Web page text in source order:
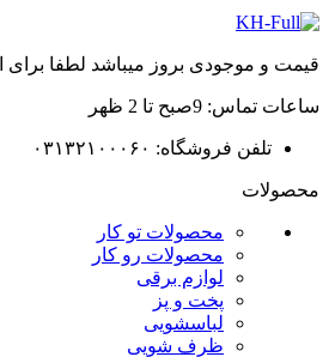
قیمت و موجودی بروز میباشد لطفا برای
ساعات تماس: 9صبح تا 2 ظهر
تلفن فروشگاه: ۰۳۱۳۲۱۰۰۰۶۰
محصولات
محصولات تو کار
محصولات رو کار
لوازم برقی
پخت و پز
لباسشویی
ظرف شویی